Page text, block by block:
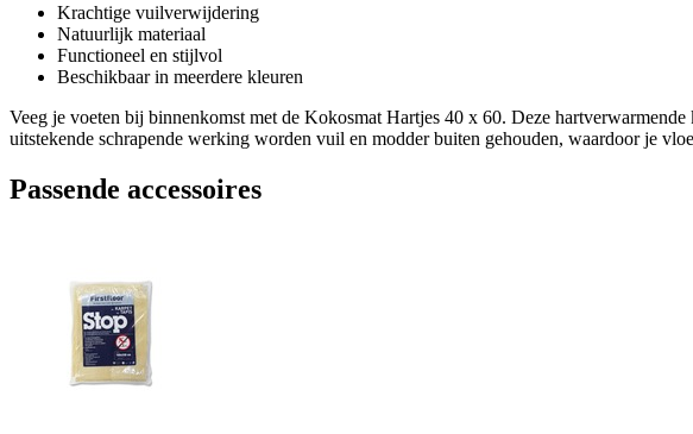
Krachtige vuilverwijdering
Natuurlijk materiaal
Functioneel en stijlvol
Beschikbaar in meerdere kleuren
Veeg je voeten bij binnenkomst met de Kokosmat Hartjes 40 x 60. Deze
uitstekende schrapende werking worden vuil en modder buiten gehouden, waardoor je
Passende accessoires